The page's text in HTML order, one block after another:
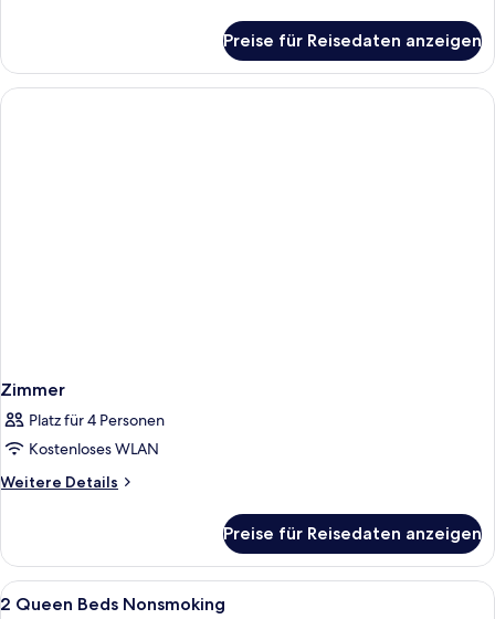
2 Queen-
Betten,
Nichtraucher
Preise für Reisedaten anzeigen
Zimmer
Platz für 4 Personen
Kostenloses WLAN
Weitere Details
Weitere
Preise für Reisedaten anzeigen
Alle
Hochwertige Bettwaren,
4
2 Queen Beds Nonsmoking